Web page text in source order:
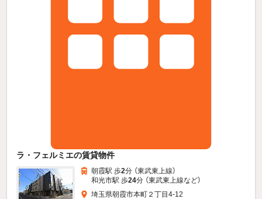
ラ・フェルミエの賃貸物件
朝霞駅 歩2分 （東武東上線）
和光市駅 歩24分 （東武東上線など）
埼玉県朝霞市本町２丁目4-12